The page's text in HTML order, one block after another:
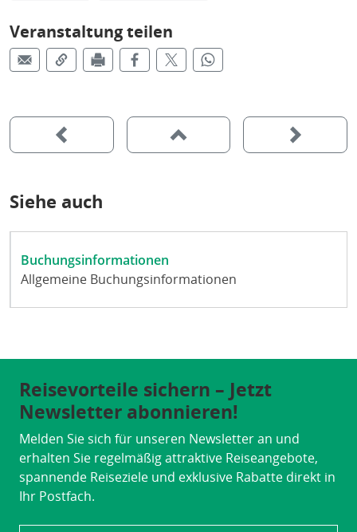
Veranstaltung teilen
Siehe auch
Buchungsinformationen
Allgemeine Buchungsinformationen
Reisevorteile sichern – Jetzt
Newsletter abonnieren!
Melden Sie sich für unseren Newsletter an und
erhalten Sie regelmäßig attraktive Reiseangebote,
spannende Reiseziele und exklusive Rabatte direkt in
Ihr Postfach.